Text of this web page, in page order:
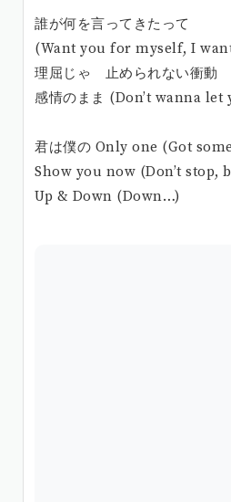
誰が何を言ってきたって
(Want you for myself, I
理屈じゃ 止められない衝動
感情のまま (Don’t wanna let
君は僕の Only one (Got
Show you now (Don’t stop,
Up & Down (Down…)